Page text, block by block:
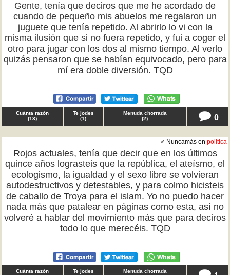
Gente, tenía que deciros que me he acordado de
cuando de pequeño mis abuelos me regalaron un
juguete que tenía repetido. Al abrirlo lo vi con la
misma ilusión que si no fuera repetido, y fui a coger el
otro para jugar con los dos al mismo tiempo. Al verlo
quizás pensaron que se habían equivocado, pero para
mí era doble diversión. TQD
Cuánta razón
(13)
Te jodes
(1)
Menuda chorrada
(2) 0
♂ Nuncamás en politica
Rojos actuales, tenía que decir que en los últimos
quince años lograsteis que la república, el ateísmo, el
ecologismo, la igualdad y el sexo libre se volvieran
autodestructivos y detestables, y para colmo hicisteis
de caballo de Troya para el islam. Yo no puedo hacer
nada más que patalear en páginas como esta, así no
volveré a hablar del movimiento más que para deciros
todo lo que merecéis. TQD
Cuánta razón
Te jodes
Menuda chorrada